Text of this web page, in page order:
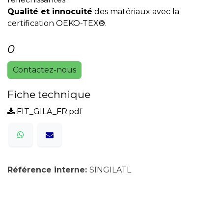
Qualité et innocuité des matériaux avec la
certification OEKO-TEX®.
0
Contactez-nous
Fiche technique
FIT_GILA_FR.pdf
Référence interne: SINGILATL